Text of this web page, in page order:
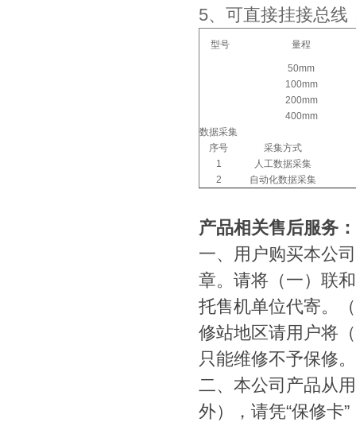
5、可直接挂接总线
型号 量程
50mm
100mm
200mm
400mm
数据采集
序号
采集方式
1
人工数据采集
2
自动化数据采集
产品相关售后服务：
一、用户购买本公
章。请将（一）联
托售机单位代寄。
修站地区请用户将
只能维修不予保修。
二、本公司产品从
外），请凭“保修卡